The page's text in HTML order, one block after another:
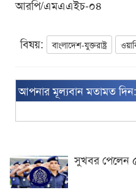
আরপি/এমএএইচ-০৪
বিষয়: বাংলাদেশ-যুক্তরাষ্ট্র
আপনার মূল্যবান মতামত দিন:
সুখবর পেলেন